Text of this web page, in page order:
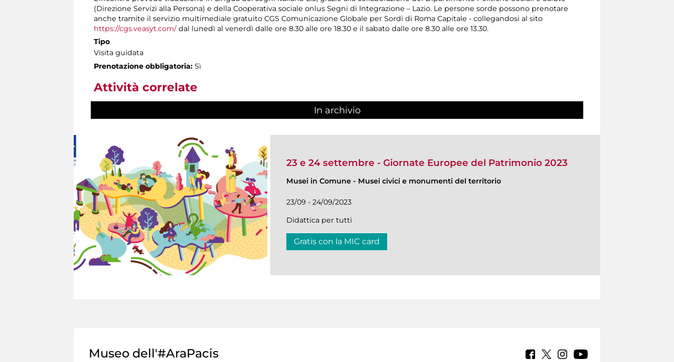
(Direzione Servizi alla Persona) e della Cooperativa sociale onlus Segni di Integrazione – Lazio. Le persone sorde possono prenotare
anche tramite il servizio multimediale gratuito CGS Comunicazione Globale per Sordi di Roma Capitale - collegandosi al sito
https://cgs.veasyt.com/dal lunedì al venerdì dalle ore 8.30 alle ore 18.30 e il sabato dalle ore 8.30 alle ore 13.30.
Tipo
Visita guidata
Prenotazione obbligatoria: Sì
Attività correlate
In archivio
23 e 24 settembre - Giornate Europee del Patrimonio 2023
Musei in Comune - Musei civici e monumenti del territorio
23/09 - 24/09/2023
Didattica per tutti
Gratis con la MIC card
Museo dell'#AraPacis